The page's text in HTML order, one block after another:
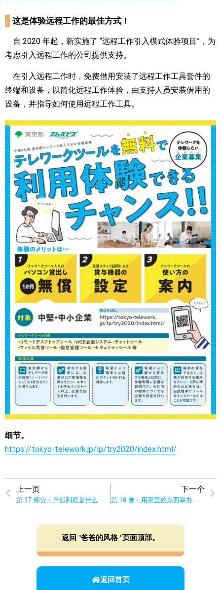
这是体验远程工作的最佳方式！
自 2020 年起，新实施了 “远程工作引入模式体验项目”，为
考虑引入远程工作的公司提供支持。
在引入远程工作时，免费借用安装了远程工作工具套件的
终端和设备，以简化远程工作体验，由支持人员安装借用的
设备，并指导如何使用远程工作工具。
细节。
https://tokyo-telework.jp/lp/try2020/index.html/
上一页
第 17 部分：产假到底是什么样的？我们询问了资深爸爸们。
下一个
第 19 卷：用家里的东西举办音乐会！和爸爸一起享受音乐
返回 "爸爸的风格 "页面顶部。
返回首页